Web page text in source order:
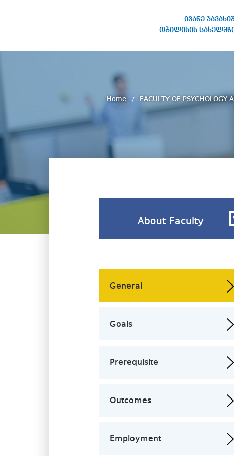
ივანე
თბილისის
STATE UNIVERSITY
Home FACULTY OF PSYCHOLOGY
About Faculty
General
Goals
Prerequisite
Outcomes
Employment